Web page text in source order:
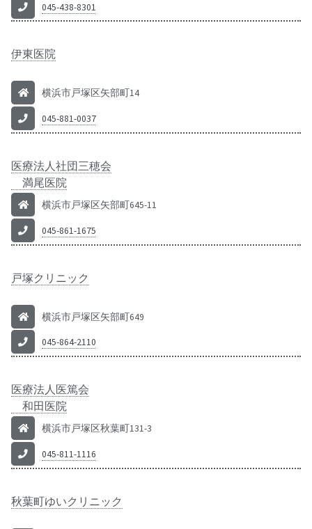
045-438-8301
伊東医院
横浜市戸塚区矢部町14
045-881-0037
医療法人社団三穂会
満尾医院
横浜市戸塚区矢部町645-11
045-861-1675
戸塚クリニック
横浜市戸塚区矢部町649
045-864-2110
医療法人医篤会
和田医院
横浜市戸塚区秋葉町131-3
045-811-1116
秋葉町ゆいクリニック